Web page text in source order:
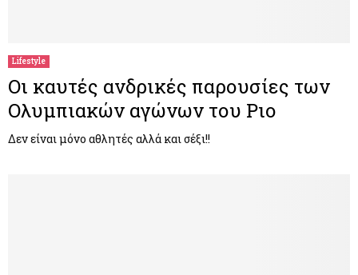
Lifestyle
Οι καυτές ανδρικές παρουσίες των
Ολυμπιακών αγώνων του Ριο
Δεν είναι μόνο αθλητές αλλά και σέξι!!